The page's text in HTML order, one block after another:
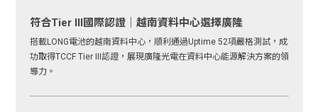
符合Tier III國際認證｜越南資料中心選擇廣隆
搭載LONG電池的越南資料中心，順利通過Uptime 52項嚴格測試，成
功取得TCCF Tier III認證，展現廣隆光電在資料中心能源解決方案的領
導力。